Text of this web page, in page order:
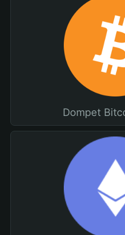
Dompet